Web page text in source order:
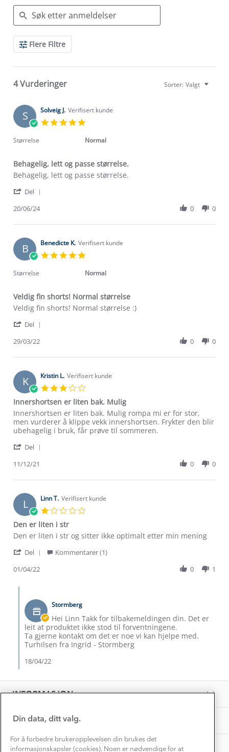
Search
ReviewsFlere Filtre
4 Vurderinger Sorter: Valgt
S Solveig J. Verifisert kunde
rating
Størrelse Normal
Behagelig, lett og passe størrelse.
Review
Solveig
on
Jun
review
Behagelig,
og
størrelse.
Behagelig, lett og passe størrelse.
Del
Solveig
on
20
Jun
20/06/24 0 0
B Benedicte K. Verifisert kunde
rating
Størrelse Normal
Veldig fin shorts! Normal størrelse
Review
Benedicte
on
Mar
review
Veldig
shorts!
størrelse
Veldig fin shorts! Normal størrelse :)
Del
Benedicte
on
29
Mar
2022
29/03/22 0 0
K Kristin L. Verifisert kunde
rating
Innershortsen er liten bak. Mulig
Review
by
Kristin
on
Dec
review
stating
Innershortsen
liten
Mulig
Innershortsen er liten bak. Mulig rompa mi er for stor,
men vurderer å klippe vekk innershortsen. Frykter den blir
ubehagelig i bruk, får prøve til sommeren.
Del
Kristin
on
11
Dec
2021
11/12/21 0 0
L Linn T. Verifisert kunde
Den er liten i str
Review
Linn
on
Apr
review
Den
liten
str
Den er liten i str og sitter ikke optimalt etter min mening
Del
on
1
Apr
2022
Kommentarer (1)
01/04/22
0 1
Butikkeier
on
Review
by
Linn
on
1
Stormberg
Hei Linn Takk for tilbakemeldingen din. Det er
leit at produktet ikke stod til forventningene.
Ta gjerne kontakt om det er noe vi kan hjelpe med.
Turhilsen fra Ingrid - Stormberg
18/04/22
INFORMASJON
Konkurransevinnere
Kundeklubb
Våre butikker
Bedrift, barnehage og SFO
Presse
OM OSS
Om Stormberg
Verdigrunnlag
Klima og miljø
Etisk handel
Dyreetikk
1% til samfunnet
Inkludering
Materialer
Personvern
Samarbeide med oss?
TIPS OG RÅD
Trelagsprinsippet barn
Alt du trenger til Norgesferien
Gravidklær
Hvordan velge riktig turtøy?
Store størrelser
Turmat oppskrifter
Beredskap
Norgesferie 🇳🇴
Få turinspirasjon og tips her⛰
Overnatte utendørs⛺
Leirskole 🥾
Barnehageansatt
Din data, ditt valg.
For å forbedre brukeropplevelsen din brukes det
informasjonskapsler (cookies). Noen er nødvendige for at